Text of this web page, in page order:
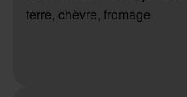
terre, chèvre, fromage